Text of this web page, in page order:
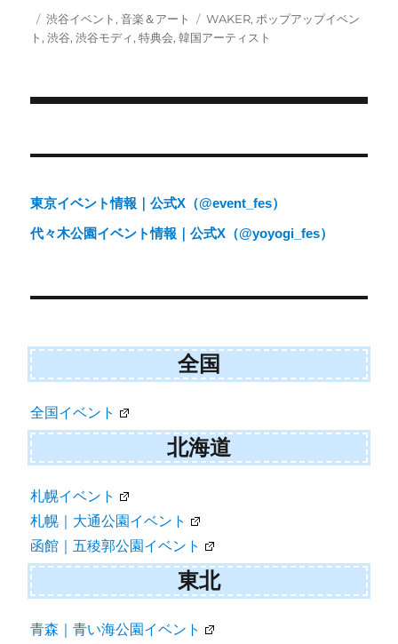
w
t
)
e
o
i
l
投
稿
カ
テ
渋谷イベント ,音楽＆アート
タ
グ
WAKER, ポップアップイベン
ト ,渋谷,渋谷モディ,特典会,韓国アーティスト
稿
ナ
ビ
ー
ョ
東京イベント情報｜公式X（@event_fes）
代々木公園イベント情報｜公式X（@yoyogi_fes）
全国
全国イベント
北海道
札幌イベント
札幌｜大通公園イベント
函館｜五稜郭公園イベント
東北
青森｜青い海公園イベント